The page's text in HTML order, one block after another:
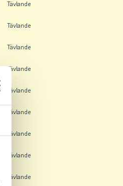
Tävlande
Tävlande
Tävlande
Tävlande
Tävlande
Tävlande
Tävlande
Tävlande
Tävlande